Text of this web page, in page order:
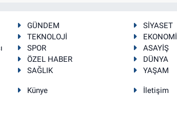
GÜNDEM
SİYASET
TEKNOLOJİ
EKONOMİ
SPOR
ASAYİŞ
ÖZEL HABER
DÜNYA
SAĞLIK
YAŞAM
Künye İletişim